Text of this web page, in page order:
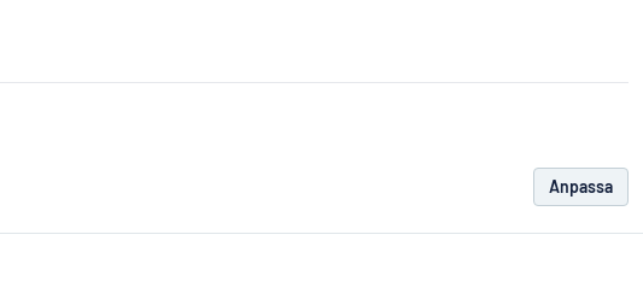
Anpassa